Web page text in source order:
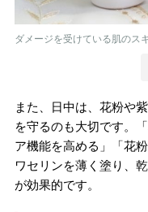
ダメージを受けている肌のス
また、日中は、花粉や
を守るのも大切です。
ア機能を高める」「花
ワセリンを薄く塗り、
が効果的です。